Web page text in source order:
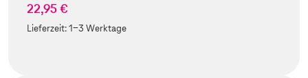
22,95 €
Lieferzeit:1-3 Werktage